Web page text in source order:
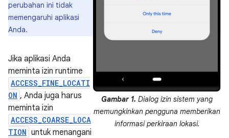
Gambar 1. Dialog izin sistem yang
memungkinkan pengguna memberikan
informasi perkiraan lokasi.
perubahan ini tidak
memengaruhi aplikasi
Anda.
Jika aplikasi Anda
meminta izin runtime
ACCESS_FINE_LOCATI
ON , Anda juga harus
meminta izin
ACCESS_COARSE_LOCA
TION untuk menangani